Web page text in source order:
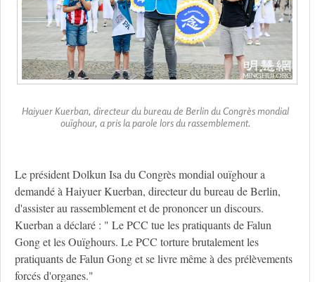
Haiyuer Kuerban, directeur du bureau de Berlin du Congrès mondial
ouïghour, a pris la parole lors du rassemblement.
Le président Dolkun Isa du Congrès mondial ouïghour a
demandé à Haiyuer Kuerban, directeur du bureau de Berlin,
d'assister au rassemblement et de prononcer un discours.
Kuerban a déclaré : " Le PCC tue les pratiquants de Falun
Gong et les Ouïghours. Le PCC torture brutalement les
pratiquants de Falun Gong et se livre même à des prélèvements
forcés d'organes."